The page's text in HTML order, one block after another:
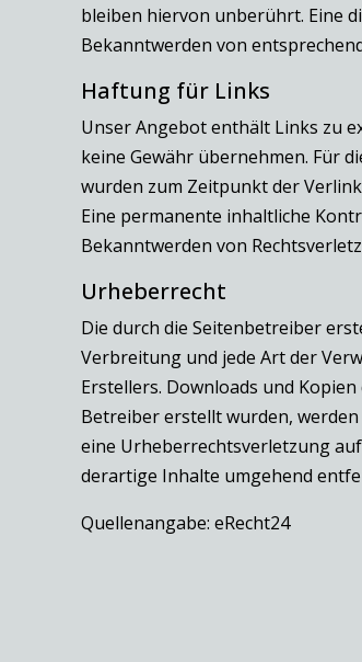
bleiben hiervon unberührt. Eine
Bekanntwerden von
Haftung für Links
Unser Angebot enthält Links zu
keine Gewähr übernehmen. Für
wurden zum Zeitpunkt der
Eine permanente inhaltliche
Bekanntwerden von
Urheberrecht
Die durch die Seitenbetreiber
Verbreitung und jede Art der
Erstellers. Downloads und
Betreiber erstellt wurden,
eine Urheberrechtsverletzung
derartige Inhalte umgehend
Quellenangabe: eRecht24